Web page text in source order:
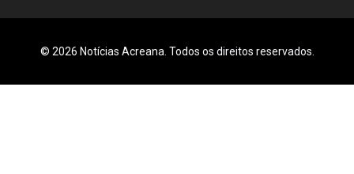
© 2026 Notícias Acreana. Todos os direitos reservados.